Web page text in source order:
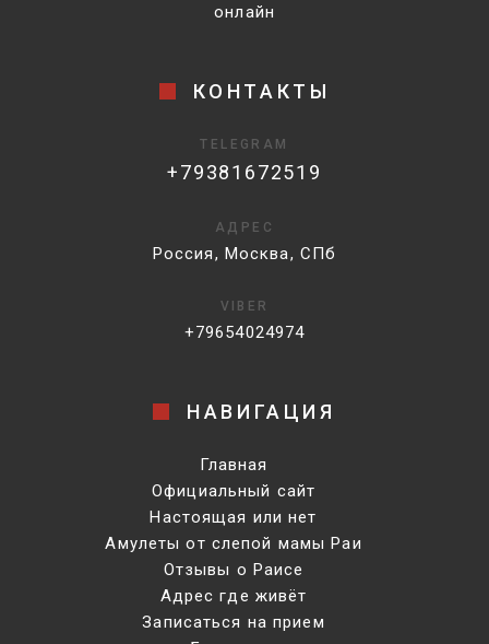
онлайн
КОНТАКТЫ
TELEGRAM
+79381672519
АДРЕС
Россия, Москва, СПб
VIBER
+79654024974
НАВИГАЦИЯ
Главная
Официальный сайт
Настоящая или нет
Амулеты от слепой мамы Раи
Отзывы о Раисе
Адрес где живёт
Записаться на прием